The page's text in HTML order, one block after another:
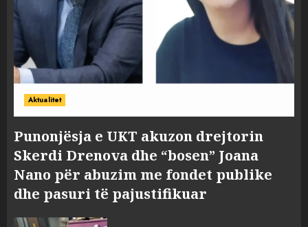
Aktualitet
Punonjësja e UKT akuzon drejtorin
Skerdi Drenova dhe “bosen” Joana
Nano për abuzim me fondet publike
dhe pasuri të pajustifikuar